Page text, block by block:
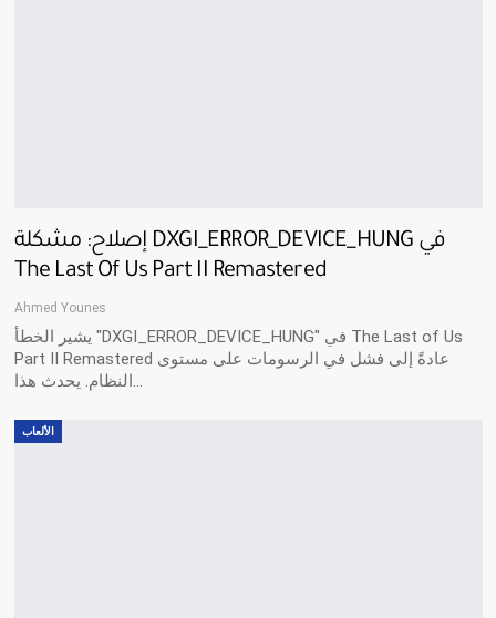
إصلاح: مشكلة DXGI_ERROR_DEVICE_HUNG في
The Last Of Us Part II Remastered
Ahmed Younes
يشير الخطأ "DXGI_ERROR_DEVICE_HUNG" في The Last of Us
Part II Remastered عادةً إلى فشل في الرسومات على مستوى
النظام. يحدث هذا…
الألعاب